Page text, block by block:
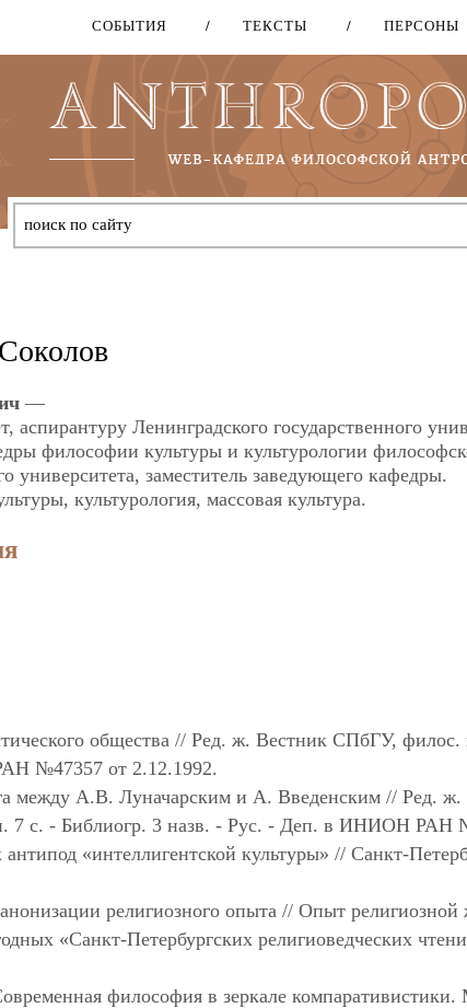
Перейти
основному
содержанию
СОБЫТИЯ ТЕКСТЫ ПЕРСОНЫ
—
аспирантуру Ленинградского государственного
философии культуры и культурологии
университета, заместитель заведующего кафедры.
культурология, массовая культура.
общества // Ред. ж. Вестник СПбГУ,
№47357 от 2.12.1992.
между А.В. Луначарским и А. Введенским // Ред.
7 с. - Библиогр. 3 назв. - Рус. - Деп. в ИНИОН РАН
«интеллигентской культуры» // Санкт-
религиозного опыта // Опыт
«Санкт-Петербургских религиоведческих
философия в зеркале